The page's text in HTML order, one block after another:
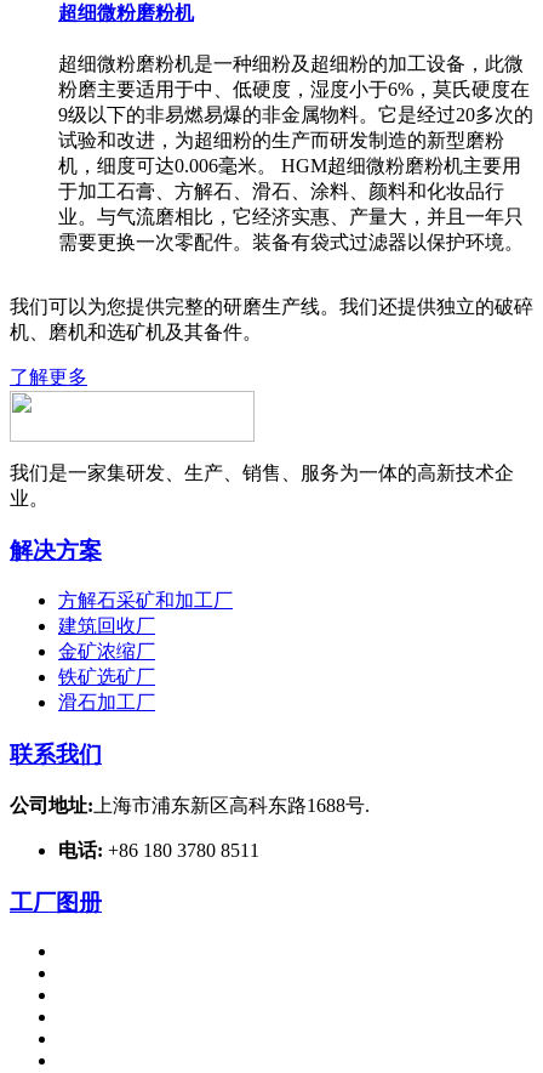
超细微粉磨粉机
超细微粉磨粉机是一种细粉及超细粉的加工设备，此微
粉磨主要适用于中、低硬度，湿度小于6%，莫氏硬度在
9级以下的非易燃易爆的非金属物料。它是经过20多次的
试验和改进，为超细粉的生产而研发制造的新型磨粉
机，细度可达0.006毫米。 HGM超细微粉磨粉机主要用
于加工石膏、方解石、滑石、涂料、颜料和化妆品行
业。与气流磨相比，它经济实惠、产量大，并且一年只
需要更换一次零配件。装备有袋式过滤器以保护环境。
我们可以为您提供完整的研磨生产线。我们还提供独立的破碎
机、磨机和选矿机及其备件。
了解更多
我们是一家集研发、生产、销售、服务为一体的高新技术企
业。
解决方案
方解石采矿和加工厂
建筑回收厂
金矿浓缩厂
铁矿选矿厂
滑石加工厂
联系我们
公司地址: 上海市浦东新区高科东路1688号.
电话: +86 180 3780 8511
工厂图册